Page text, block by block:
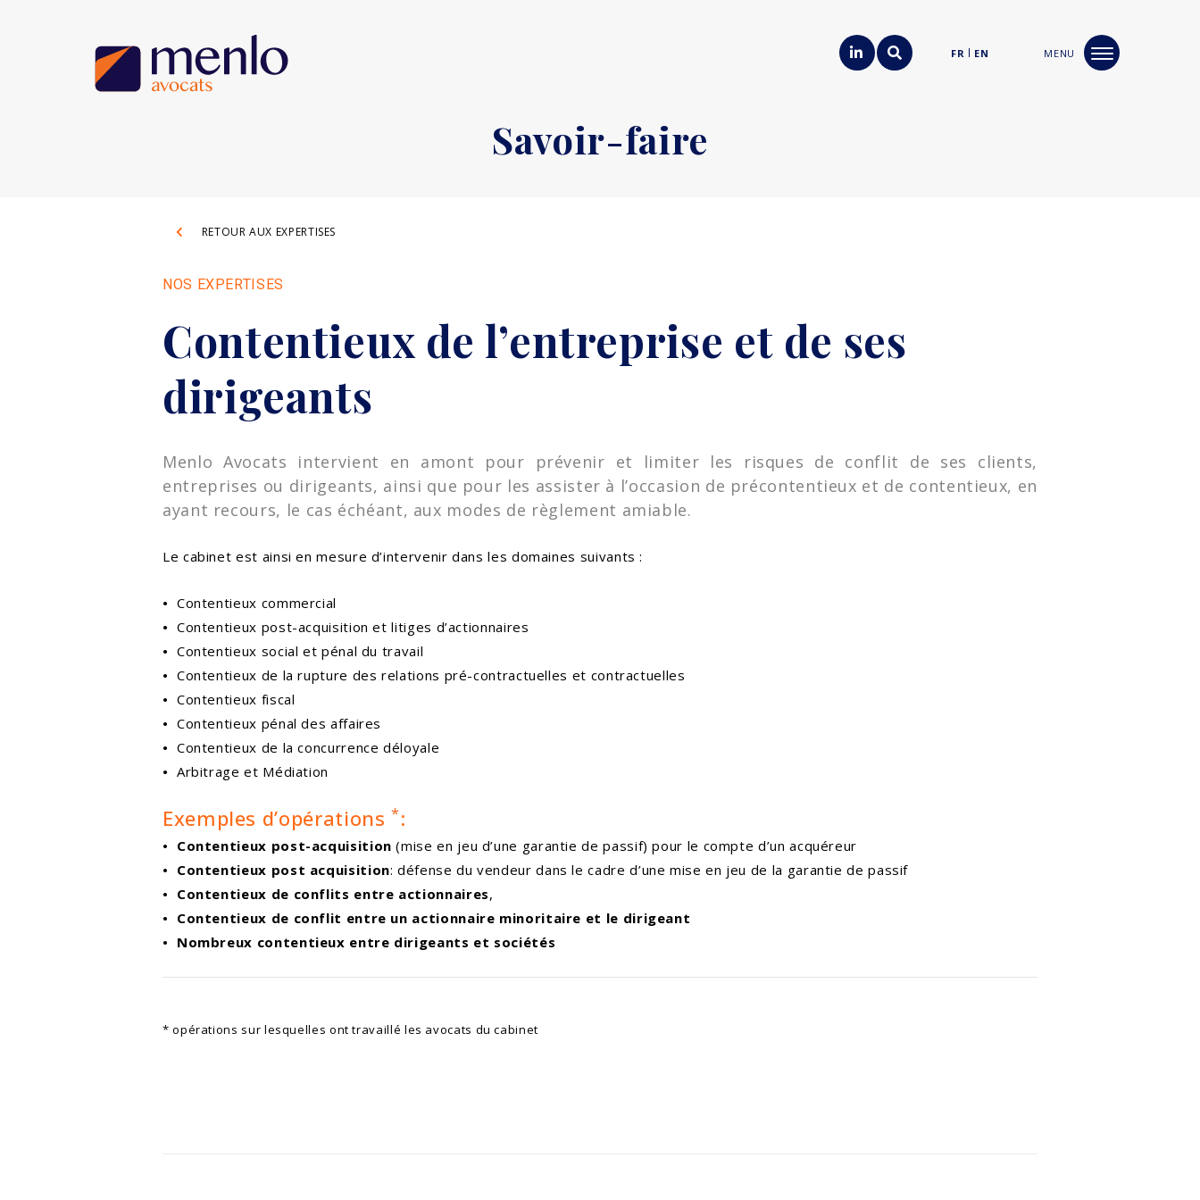
FR EN MENU
Savoir-faire
RETOUR AUX EXPERTISES
NOS EXPERTISES
Contentieux de l’entreprise et de ses
dirigeants
Menlo Avocats intervient en amont pour prévenir et limiter les risques de conflit de ses clients,
entreprises ou dirigeants, ainsi que pour les assister à l’occasion de précontentieux et de contentieux, en
ayant recours, le cas échéant, aux modes de règlement amiable.
Le cabinet est ainsi en mesure d’intervenir dans les domaines suivants :
• Contentieux commercial
• Contentieux post-acquisition et litiges d’actionnaires
• Contentieux social et pénal du travail
• Contentieux de la rupture des relations pré-contractuelles et contractuelles
• Contentieux fiscal
• Contentieux pénal des affaires
• Contentieux de la concurrence déloyale
• Arbitrage et Médiation
Exemples d’opérations*:
• Contentieux post-acquisition (mise en jeu d’une garantie de passif) pour le compte d’un acquéreur
• Contentieux post acquisition: défense du vendeur dans le cadre d’une mise en jeu de la garantie de passif
• Contentieux de conflits entre actionnaires,
• Contentieux de conflit entre un actionnaire minoritaire et le dirigeant
• Nombreux contentieux entre dirigeants et sociétés
* opérations sur lesquelles ont travaillé les avocats du cabinet